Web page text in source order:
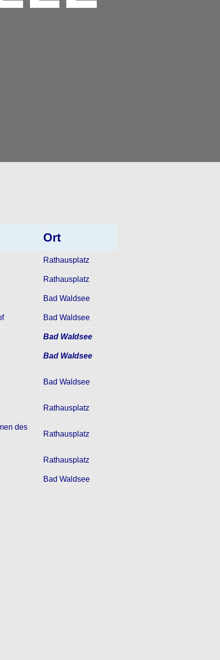
Ort
Rathausplatz
Rathausplatz
Bad Waldsee
Bad Waldsee
Bad Waldsee
Bad Waldsee
Bad Waldsee
Rathausplatz
des
Rathausplatz
Rathausplatz
Bad Waldsee